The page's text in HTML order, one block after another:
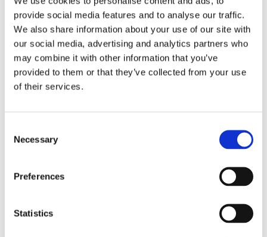
provide social media features and to analyse our traffic.
We also share information about your use of our site with
our social media, advertising and analytics partners who
may combine it with other information that you’ve
provided to them or that they’ve collected from your use
of their services.
Selection
Necessary
Preferences
Statistics
Dryppskålen i rustfritt stål er både enkel å plassere og
rengjøre.
Be om informasjon
Spillbrett B40 L/R Se produkt
Spillbrett B20 HW L/R Se produkt